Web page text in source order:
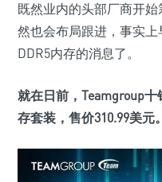
既然业内的头部厂商开
然也会布局跟进，事实
DDR5内存的消息了。
就在日前， Teamgroup
存套装，售价310.99美元。